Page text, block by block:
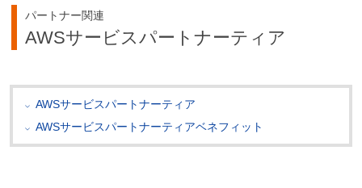
パートナー関連
AWSサービスパートナーティア
AWSサービスパートナーティア
AWSサービスパートナーティアベネフィット